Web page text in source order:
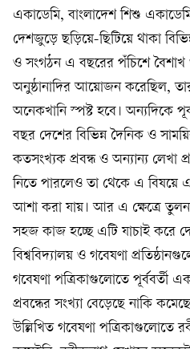
একাডেমি, বাংলাদেশ শিশু
দেশজুড়ে ছড়িয়ে-ছিটিয়ে থাকা
ও সংগঠন এ বছরের পঁচিশে বৈশাখ
অনুষ্ঠানাদির আয়োজন করেছিল,
অনেকখানি স্পষ্ট হবে। অন্যদিকে
বছর দেশের বিভিন্ন দৈনিক ও
কতসংখ্যক প্রবন্ধ ও অন্যান্য লেখা
নিতে পারলেও তা থেকে এ বিষয়ে
আশা করা যায়। আর এ ক্ষেত্রে
সহজ কাজ হচ্ছে এটি যাচাই করে
বিশ্ববিদ্যালয় ও গবেষণা
গবেষণা পত্রিকাগুলোতে পূর্ববর্তী
প্রবন্ধের সংখ্যা বেড়েছে নাকি
উল্লিখিত গবেষণা পত্রিকাগুলোতে